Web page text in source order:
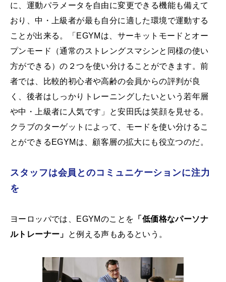
に、運動パラメータを自由に変更できる機能も備えて
おり、中・上級者が最も自分に適した環境で運動する
ことが出来る。「EGYMは、サーキットモードとオー
プンモード（通常のストレングスマシンと同様の使い
方ができる）の２つを使い分けることができます。前
者では、比較的初心者や高齢の会員からの評判が良
く、後者はしっかりトレーニングしたいという若年層
や中・上級者に人気です」と安田氏は笑顔を見せる。
クラブのターゲットによって、モードを使い分けるこ
とができるEGYMは、顧客層の拡大にも役立つのだ。
スタッフは会員とのコミュニケーションに注力
を
ヨーロッパでは、EGYMのことを 「低価格なパーソナ
ルトレーナー」
と例える声もあるという。